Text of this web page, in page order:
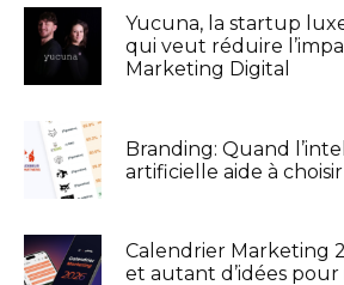
Yucuna, la startup
qui veut réduire
Marketing Digital
Branding: Quand
artificielle aide à
Calendrier Marketing
et autant d’idées